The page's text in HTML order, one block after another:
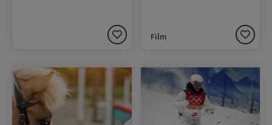
Film
Image
L’opération Poney École,
portée par la Fédération
Française d’Équitation, vise
à faire découvrir
Image
À l’approche des Jeux
olympiques d’hiver de
Milan-Cortina 2026, Perrine
Laffont, championne